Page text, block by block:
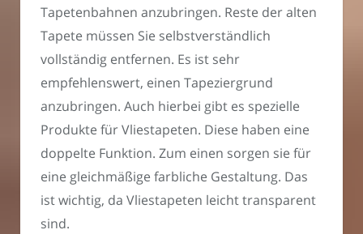
Tapetenbahnen anzubringen. Reste der alten
Tapete müssen Sie selbstverständlich
vollständig entfernen. Es ist sehr
empfehlenswert, einen Tapeziergrund
anzubringen. Auch hierbei gibt es spezielle
Produkte für Vliestapeten. Diese haben eine
doppelte Funktion. Zum einen sorgen sie für
eine gleichmäßige farbliche Gestaltung. Das
ist wichtig, da Vliestapeten leicht transparent
sind.